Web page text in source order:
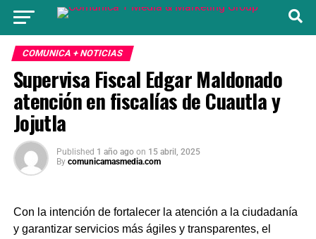
COMUNICA + NOTICIAS
Supervisa Fiscal Edgar Maldonado
atención en fiscalías de Cuautla y
Jojutla
Published 1 año ago on 15 abril, 2025
By comunicamasmedia.com
Con la intención de fortalecer la atención a la ciudadanía
y garantizar servicios más ágiles y transparentes, el